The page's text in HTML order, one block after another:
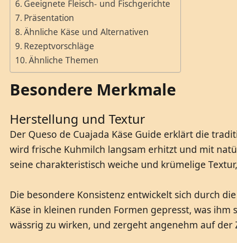
Geeignete Fleisch- und Fischgerichte
Präsentation
Ähnliche Käse und Alternativen
Rezeptvorschläge
Ähnliche Themen
Besondere Merkmale
Herstellung und Textur
Der Queso de Cuajada Käse Guide erklärt die
wird frische Kuhmilch langsam erhitzt und mit
seine charakteristisch weiche und krümelige
Die besondere Konsistenz entwickelt sich durch
Käse in kleinen runden Formen gepresst, was
wässrig zu wirken, und zergeht angenehm auf der